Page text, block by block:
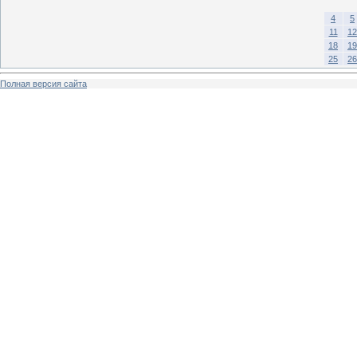
4
5
11
12
18
19
25
26
Полная версия сайта